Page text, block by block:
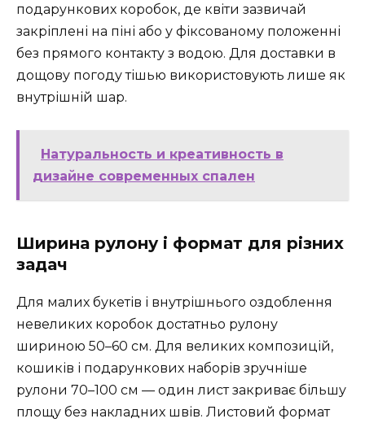
подарункових коробок, де квіти зазвичай
закріплені на піні або у фіксованому положенні
без прямого контакту з водою. Для доставки в
дощову погоду тішью використовують лише як
внутрішній шар.
Натуральность и креативность в
дизайне современных спален
Ширина рулону і формат для різних
задач
Для малих букетів і внутрішнього оздоблення
невеликих коробок достатньо рулону
шириною 50–60 см. Для великих композицій,
кошиків і подарункових наборів зручніше
рулони 70–100 см — один лист закриває більшу
площу без накладних швів. Листовий формат